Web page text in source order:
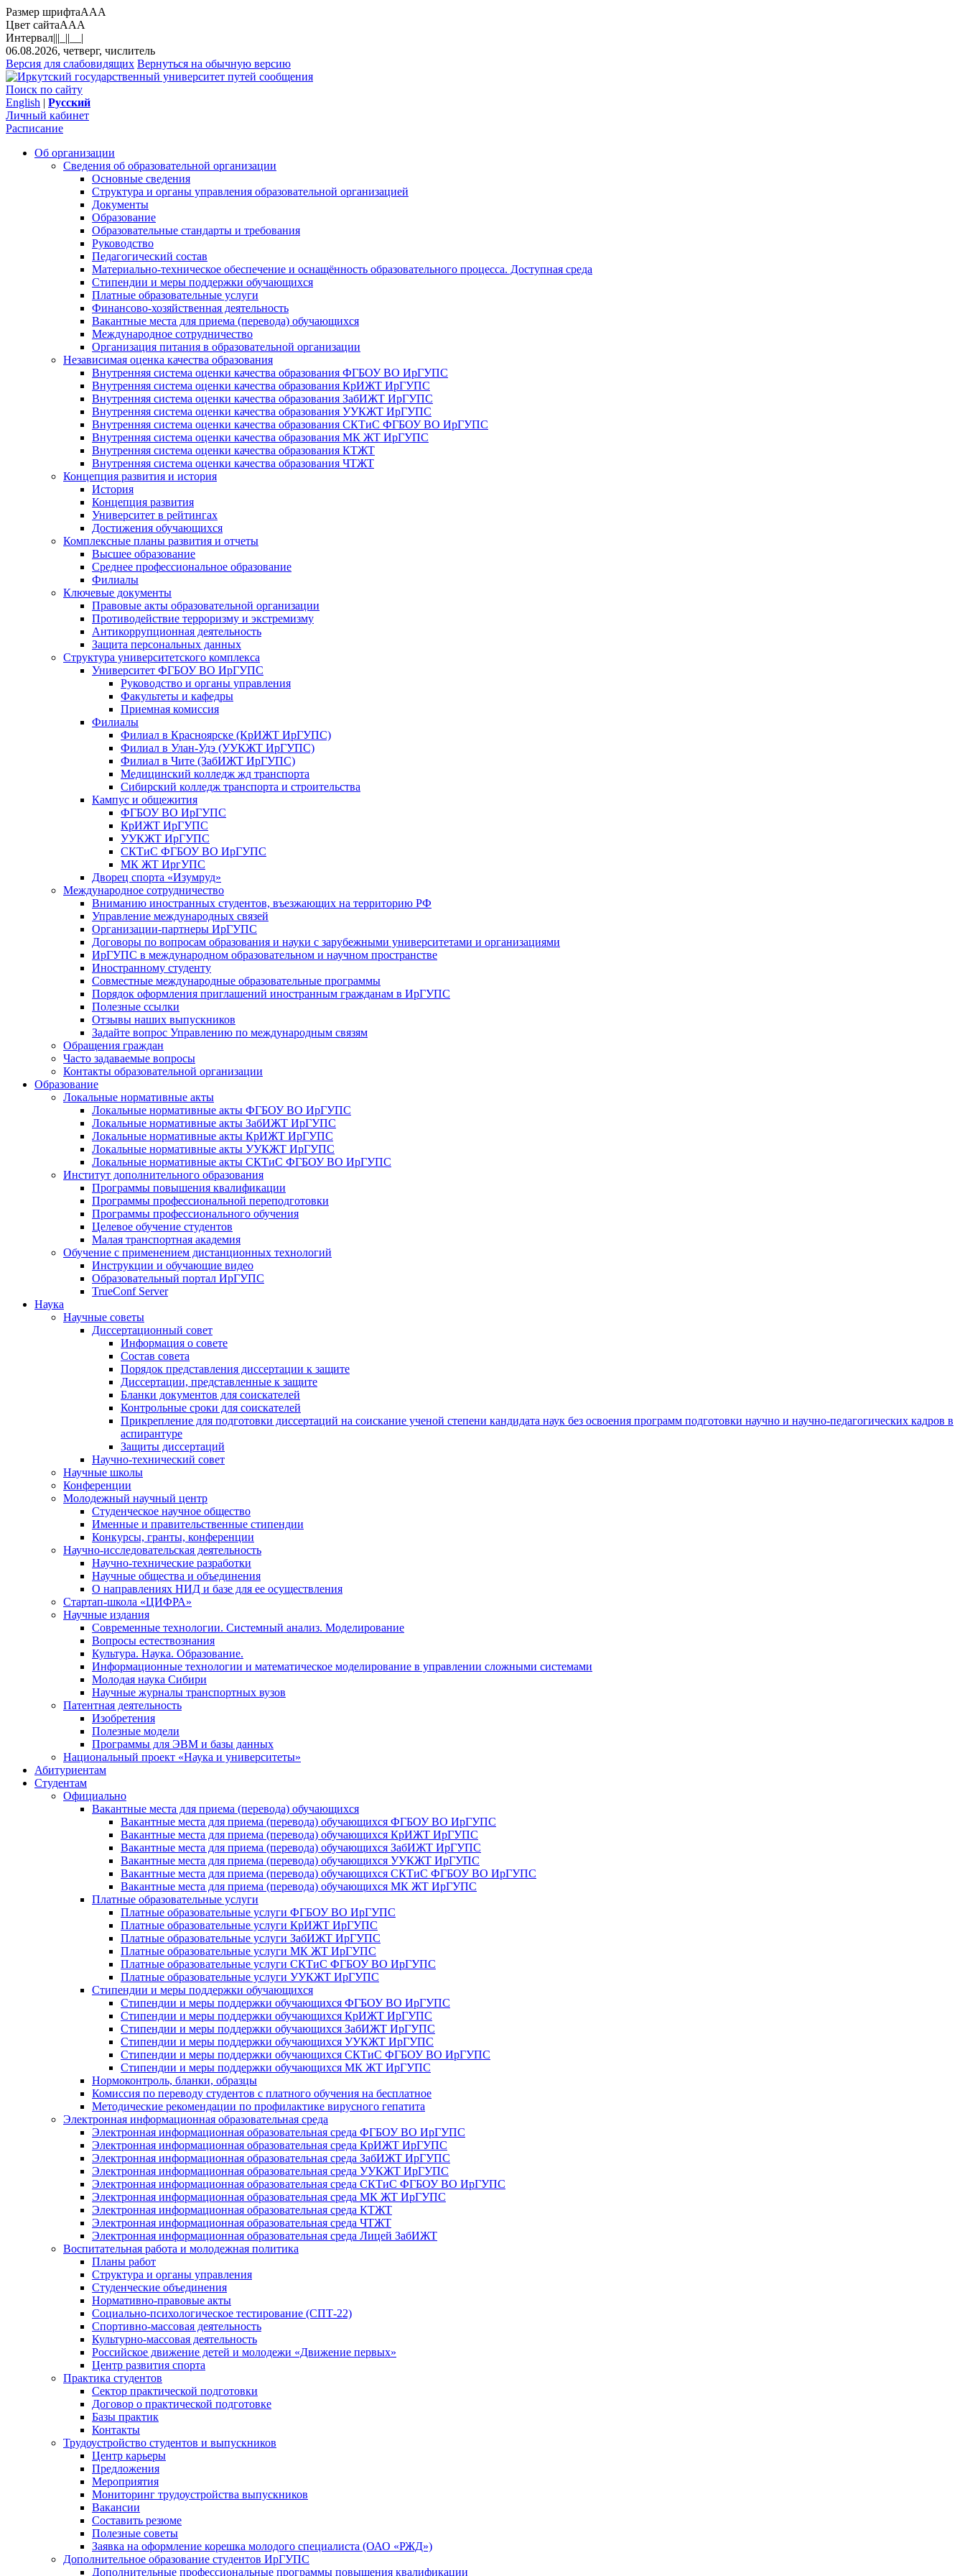
Размер шрифтаAAA
Цвет сайтаAAA
Интервал|||_||__|
06.08.2026, четверг, числитель
Версия для слабовидящих Вернуться на обычную версию
Поиск по сайту
English | Русский
Личный кабинет
Расписание
Об организации
Сведения об образовательной организации
Основные сведения
Структура и органы управления образовательной организацией
Документы
Образование
Образовательные стандарты и требования
Руководство
Педагогический состав
Материально-техническое обеспечение и оснащённость образовательного процесса. Доступная среда
Стипендии и меры поддержки обучающихся
Платные образовательные услуги
Финансово-хозяйственная деятельность
Вакантные места для приема (перевода) обучающихся
Международное сотрудничество
Организация питания в образовательной организации
Независимая оценка качества образования
Внутренняя система оценки качества образования ФГБОУ ВО ИрГУПС
Внутренняя система оценки качества образования КрИЖТ ИрГУПС
Внутренняя система оценки качества образования ЗабИЖТ ИрГУПС
Внутренняя система оценки качества образования УУКЖТ ИрГУПС
Внутренняя система оценки качества образования СКТиС ФГБОУ ВО ИрГУПС
Внутренняя система оценки качества образования МК ЖТ ИрГУПС
Внутренняя система оценки качества образования КТЖТ
Внутренняя система оценки качества образования ЧТЖТ
Концепция развития и история
История
Концепция развития
Университет в рейтингах
Достижения обучающихся
Комплексные планы развития и отчеты
Высшее образование
Среднее профессиональное образование
Филиалы
Ключевые документы
Правовые акты образовательной организации
Противодействие терроризму и экстремизму
Антикоррупционная деятельность
Защита персональных данных
Структура университетского комплекса
Университет ФГБОУ ВО ИрГУПС
Руководство и органы управления
Факультеты и кафедры
Приемная комиссия
Филиалы
Филиал в Красноярске (КрИЖТ ИрГУПС)
Филиал в Улан-Удэ (УУКЖТ ИрГУПС)
Филиал в Чите (ЗабИЖТ ИрГУПС)
Медицинский колледж жд транспорта
Сибирский колледж транспорта и строительства
Кампус и общежития
ФГБОУ ВО ИрГУПС
КрИЖТ ИрГУПС
УУКЖТ ИрГУПС
СКТиС ФГБОУ ВО ИрГУПС
МК ЖТ ИргУПС
Дворец спорта «Изумруд»
Международное сотрудничество
Вниманию иностранных студентов, въезжающих на территорию РФ
Управление международных связей
Организации-партнеры ИрГУПС
Договоры по вопросам образования и науки с зарубежными университетами и организациями
ИрГУПС в международном образовательном и научном пространстве
Иностранному студенту
Совместные международные образовательные программы
Порядок оформления приглашений иностранным гражданам в ИрГУПС
Полезные ссылки
Отзывы наших выпускников
Задайте вопрос Управлению по международным связям
Обращения граждан
Часто задаваемые вопросы
Контакты образовательной организации
Образование
Локальные нормативные акты
Локальные нормативные акты ФГБОУ ВО ИрГУПС
Локальные нормативные акты ЗабИЖТ ИрГУПС
Локальные нормативные акты КрИЖТ ИрГУПС
Локальные нормативные акты УУКЖТ ИрГУПС
Локальные нормативные акты СКТиС ФГБОУ ВО ИрГУПС
Институт дополнительного образования
Программы повышения квалификации
Программы профессиональной переподготовки
Программы профессионального обучения
Целевое обучение студентов
Малая транспортная академия
Обучение с применением дистанционных технологий
Инструкции и обучающие видео
Образовательный портал ИрГУПС
TrueConf Server
Наука
Научные советы
Диссертационный совет
Информация о совете
Состав совета
Порядок представления диссертации к защите
Диссертации, представленные к защите
Бланки документов для соискателей
Контрольные сроки для соискателей
Прикрепление для подготовки диссертаций на соискание ученой степени кандидата наук без освоения программ подготовки научно и научно-педагогических кадров в
аспирантуре
Защиты диссертаций
Научно-технический совет
Научные школы
Конференции
Молодежный научный центр
Студенческое научное общество
Именные и правительственные стипендии
Конкурсы, гранты, конференции
Научно-исследовательская деятельность
Научно-технические разработки
Научные общества и объединения
О направлениях НИД и базе для ее осуществления
Стартап-школа «ЦИФРА»
Научные издания
Современные технологии. Системный анализ. Моделирование
Вопросы естествознания
Культура. Наука. Образование.
Информационные технологии и математическое моделирование в управлении сложными системами
Молодая наука Сибири
Научные журналы транспортных вузов
Патентная деятельность
Изобретения
Полезные модели
Программы для ЭВМ и базы данных
Национальный проект «Наука и университеты»
Абитуриентам
Студентам
Официально
Вакантные места для приема (перевода) обучающихся
Вакантные места для приема (перевода) обучающихся ФГБОУ ВО ИрГУПС
Вакантные места для приема (перевода) обучающихся КрИЖТ ИрГУПС
Вакантные места для приема (перевода) обучающихся ЗабИЖТ ИрГУПС
Вакантные места для приема (перевода) обучающихся УУКЖТ ИрГУПС
Вакантные места для приема (перевода) обучающихся СКТиС ФГБОУ ВО ИрГУПС
Вакантные места для приема (перевода) обучающихся МК ЖТ ИрГУПС
Платные образовательные услуги
Платные образовательные услуги ФГБОУ ВО ИрГУПС
Платные образовательные услуги КрИЖТ ИрГУПС
Платные образовательные услуги ЗабИЖТ ИрГУПС
Платные образовательные услуги МК ЖТ ИрГУПС
Платные образовательные услуги СКТиС ФГБОУ ВО ИрГУПС
Платные образовательные услуги УУКЖТ ИрГУПС
Стипендии и меры поддержки обучающихся
Стипендии и меры поддержки обучающихся ФГБОУ ВО ИрГУПС
Стипендии и меры поддержки обучающихся КрИЖТ ИрГУПС
Стипендии и меры поддержки обучающихся ЗабИЖТ ИрГУПС
Стипендии и меры поддержки обучающихся УУКЖТ ИрГУПС
Стипендии и меры поддержки обучающихся СКТиС ФГБОУ ВО ИрГУПС
Стипендии и меры поддержки обучающихся МК ЖТ ИрГУПС
Нормоконтроль, бланки, образцы
Комиссия по переводу студентов с платного обучения на бесплатное
Методические рекомендации по профилактике вирусного гепатита
Электронная информационная образовательная среда
Электронная информационная образовательная среда ФГБОУ ВО ИрГУПС
Электронная информационная образовательная среда КрИЖТ ИрГУПС
Электронная информационная образовательная среда ЗабИЖТ ИрГУПС
Электронная информационная образовательная среда УУКЖТ ИрГУПС
Электронная информационная образовательная среда СКТиС ФГБОУ ВО ИрГУПС
Электронная информационная образовательная среда МК ЖТ ИрГУПС
Электронная информационная образовательная среда КТЖТ
Электронная информационная образовательная среда ЧТЖТ
Электронная информационная образовательная среда Лицей ЗабИЖТ
Воспитательная работа и молодежная политика
Планы работ
Структура и органы управления
Студенческие объединения
Нормативно-правовые акты
Социально-психологическое тестирование (СПТ-22)
Спортивно-массовая деятельность
Культурно-массовая деятельность
Российское движение детей и молодежи «Движение первых»
Центр развития спорта
Практика студентов
Сектор практической подготовки
Договор о практической подготовке
Базы практик
Контакты
Трудоустройство студентов и выпускников
Центр карьеры
Предложения
Мероприятия
Мониторинг трудоустройства выпускников
Вакансии
Составить резюме
Полезные советы
Заявка на оформление корешка молодого специалиста (ОАО «РЖД»)
Дополнительное образование студентов ИрГУПС
Дополнительные профессиональные программы повышения квалификации